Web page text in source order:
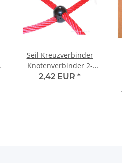
Seil Kreuzverbinder
Knotenverbinder 2-
teilig für Ø 16 mm Tau
2,42 EUR *